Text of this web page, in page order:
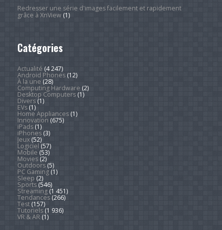
Redresser une série d'images facilement et rapidement
grâce à XnView(1)
Catégories
Actualité (4 247)
Android Phones(12)
À la une (28)
Computing Hardware (2)
Desktop Computers(1)
Divers(1)
EVs(1)
Home Appliances(1)
Innovation (675)
iPads(1)
iPhones(3)
Jeux(52)
Logiciel (57)
Mobile (53)
Movies(2)
Outdoors(5)
PC Gaming(1)
Sleep (2)
Sports(546)
Streaming(1 451)
Tendances(266)
Test(157)
Tutoriels(1 936)
VR & AR(1)